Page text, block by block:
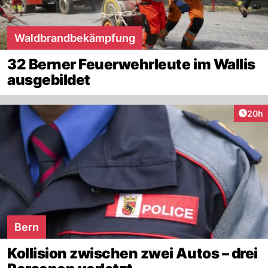
Waldbrandbekämpfung
32 Berner Feuerwehrleute im Wallis
ausgebildet
20h
Bern
Kollision zwischen zwei Autos – drei